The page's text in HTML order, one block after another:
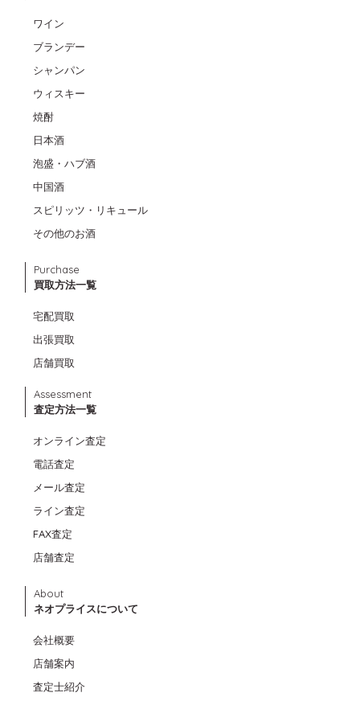
ワイン
ブランデー
シャンパン
ウィスキー
焼酎
日本酒
泡盛・ハブ酒
中国酒
スピリッツ・リキュール
その他のお酒
Purchase
買取方法一覧
宅配買取
出張買取
店舗買取
Assessment
査定方法一覧
オンライン査定
電話査定
メール査定
ライン査定
FAX査定
店舗査定
About
ネオプライスについて
会社概要
店舗案内
査定士紹介